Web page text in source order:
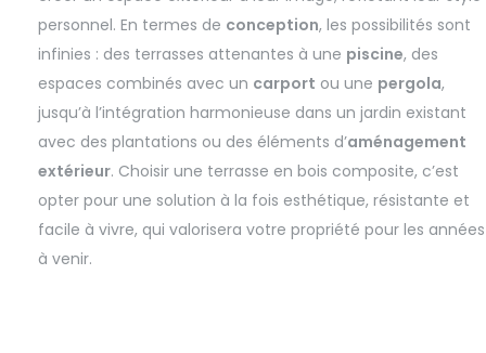
personnel. En termes de conception, les possibilités sont
infinies : des terrasses attenantes à une piscine, des
espaces combinés avec un carport ou une pergola,
jusqu’à l’intégration harmonieuse dans un jardin existant
avec des plantations ou des éléments d’aménagement
extérieur. Choisir une terrasse en bois composite, c’est
opter pour une solution à la fois esthétique, résistante et
facile à vivre, qui valorisera votre propriété pour les années
à venir.